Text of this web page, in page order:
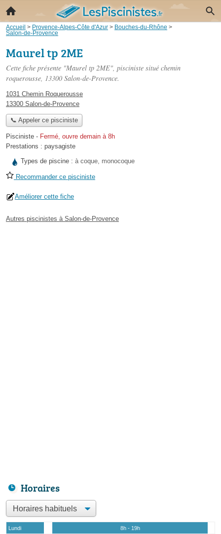
Accueil > Provence-Alpes-Côte d'Azur > Bouches-du-Rhône >
Salon-de-Provence
Maurel tp 2ME
Cette fiche présente "Maurel tp 2ME", pisciniste situé chemin
roquerousse, 13300 Salon-de-Provence.
1031 Chemin Roquerousse
13300 Salon-de-Provence
📞 Appeler ce pisciniste
Pisciniste - Fermé, ouvre demain à 8h
Prestations : paysagiste
Types de piscine : à coque, monocoque
Recommander ce pisciniste
Améliorer cette fiche
Autres piscinistes à Salon-de-Provence
Horaires
Lundi
8h - 19h